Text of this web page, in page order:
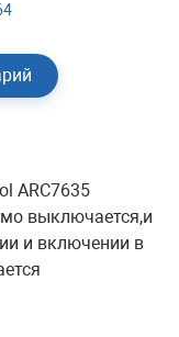
ARC7635
выключается,и
и включении в